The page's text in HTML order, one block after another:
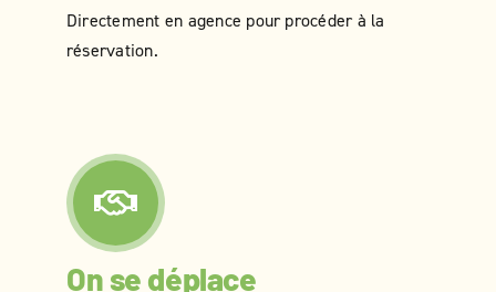
Directement en agence pour procéder à la
réservation.
On se déplace